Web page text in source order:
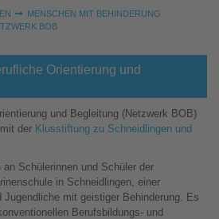
MENSCHEN MIT BEHINDERUNG
BOB
Orientierung und
und Begleitung (Netzwerk BOB)
der Klusstiftung zu Schneidlingen und
Schülerinnen und Schüler der
in Schneidlingen, einer
Jugendliche mit geistiger Behinderung. Es
Berufsbildungs- und